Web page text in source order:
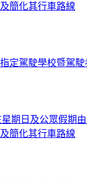
簡化其行車路線
定駕駛學校暨駕
期日及公眾假期
簡化其行車路線